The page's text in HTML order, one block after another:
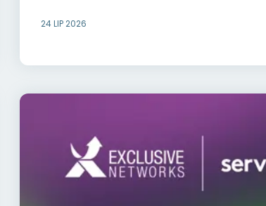
24 LIP 2026